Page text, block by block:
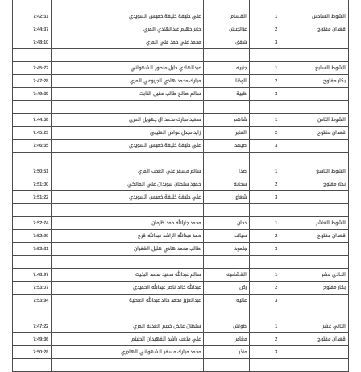
الشوط السادس 1 القسام علي خليفة خليفة خميس السويدي
7:42:31
قعدان مفتوح
2 عزالجيش جابر جهيم عبدالهادي المري
7:44:37
3
شفق محمد علي حمد علي المري 7:48:10
الشوط السابع 1 جنبيه عبدالهادي خليل منصور الشهواني
7:45:72
بكار مفتوح
2 الوذنا مبارك محمد هادي الجربوعي المري
7:47:28
3
ظبية سالم صالح طالب عقيل النابت 7:49:39
الشوط الثامن 1 شاهم سعيد مبارك محمد ال جهويل المري
7:44:58
قعدان مفتوح
2 العابر زايد مجدل عواض العتيبي
7:45:23
3
صيهد علي خليفة خليفة خميس السويدي 7:46:35
الشوط التاسع 1 صدا سالم مسفر علي العجب المري
7:50:51
بكار مفتوح
2 سحابة حمود سلطان سويدان علي المالكي
7:51:00
3
شعاع علي خليفة خليفة خميس السويدي 7:51:22
الشوط العاشر 1 دخان محمد جارالله حمد ظرمان
7:52:74
قعدان مفتوح
2 سياف حمد عبدالله الراشد عبدالله قرح
7:52:90
3
جلمود طالب محمد هادي هليل الغفران 7:53:31
الحادي عشر 1 الغشاميه سالم عبدالله سعيد محمد البخيت
7:48:97
بكار مفتوح
2 ركن عبدالله خالد ناصر عبدالله الحميدي
7:53:07
3
عاليه عبدالعزيز محمد خالد عبدالله العطية 7:53:94
الثاني عشر 1 طواش سلطان عايض خجيم العذبه المري
7:47:22
قعدان مفتوح
2 مغامر علي متعب راشد الفهيدان الحنيتم
7:49:36
3
منذر محمد مبارك مسفر الشهواني الهاجري 7:50:28